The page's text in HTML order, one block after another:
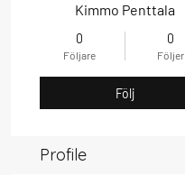
Kimmo Penttala
0
Följare
0
Följer
Följ
Profile